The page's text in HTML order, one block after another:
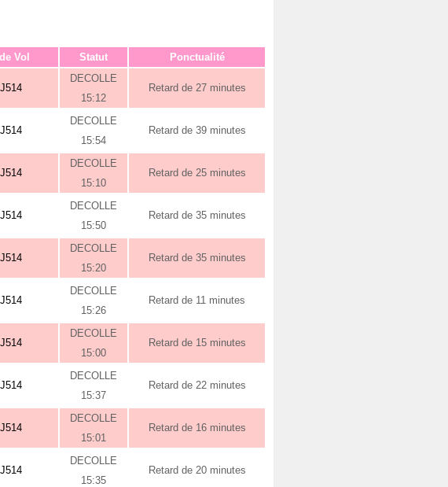
Vol Statut Ponctualité
DECOLLE
15:12
Retard de 27 minutes
DECOLLE
15:54
Retard de 39 minutes
DECOLLE
15:10
Retard de 25 minutes
DECOLLE
15:50
Retard de 35 minutes
DECOLLE
15:20
Retard de 35 minutes
DECOLLE
15:26
Retard de 11 minutes
DECOLLE
15:00
Retard de 15 minutes
DECOLLE
15:37
Retard de 22 minutes
DECOLLE
15:01
Retard de 16 minutes
DECOLLE
15:35
Retard de 20 minutes